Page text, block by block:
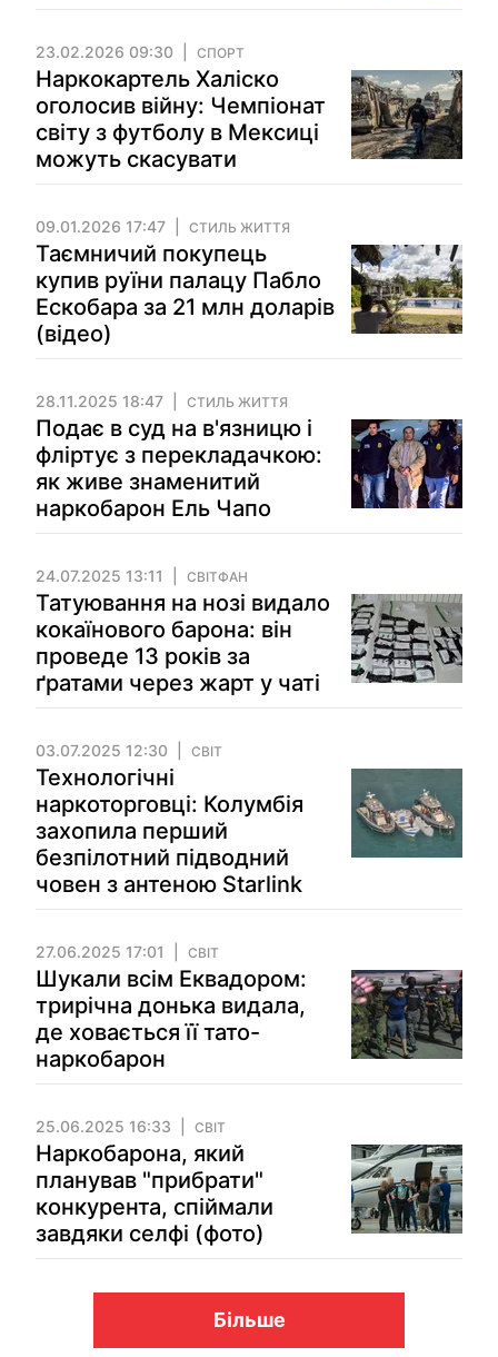
23.02.2026 09:30 СПОРТ
Наркокартель Халіско
оголосив війну: Чемпіонат
світу з футболу в Мексиці
можуть скасувати
09.01.2026 17:47 СТИЛЬ ЖИТТЯ
Таємничий покупець
купив руїни палацу Пабло
Ескобара за 21 млн доларів
(відео)
28.11.2025 18:47 СТИЛЬ ЖИТТЯ
Подає в суд на в'язницю і
фліртує з перекладачкою:
як живе знаменитий
наркобарон Ель Чапо
24.07.2025 13:11 СВІТФАН
Татуювання на нозі видало
кокаїнового барона: він
проведе 13 років за
ґратами через жарт у чаті
03.07.2025 12:30 СВІТ
Технологічні
наркоторговці: Колумбія
захопила перший
безпілотний підводний
човен з антеною Starlink
27.06.2025 17:01 СВІТ
Шукали всім Еквадором:
трирічна донька видала,
де ховається її тато-
наркобарон
25.06.2025 16:33 СВІТ
Наркобарона, який
планував "прибрати"
конкурента, спіймали
завдяки селфі (фото)
Більше